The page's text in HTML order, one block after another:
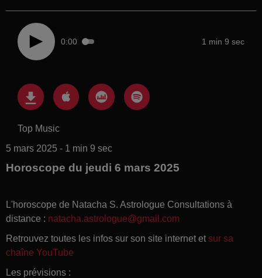
0:00 1 min 9 sec
Top Music
5 mars 2025 - 1 min 9 sec
Horoscope du jeudi 6 mars 2025
L'horoscope de Natacha S. Astrologue Consultations à
distance : natacha.astrologue@gmail.com
Retrouvez toutes les infos sur son site internet et sur sa
chaîne YouTube
Les prévisions :